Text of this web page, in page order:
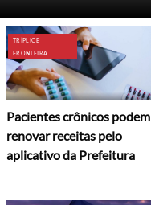
TRÍPLICE
FRONTEIRA
Pacientes crônicos podem
renovar receitas pelo
aplicativo da Prefeitura